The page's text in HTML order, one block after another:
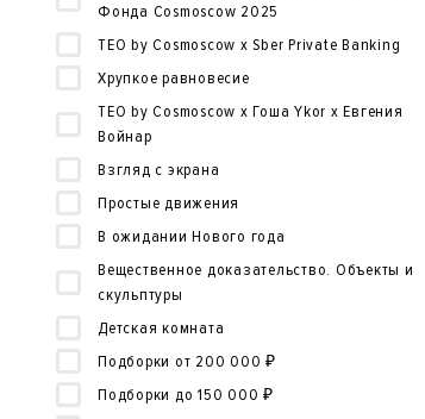
Фонда Cosmoscow 2025
TEO by Cosmoscow x Sber Private Banking
Хрупкое равновесие
TEO by Cosmoscow x Гоша Ykor x Евгения
Войнар
Взгляд с экрана
Простые движения
В ожидании Нового года
Вещественное доказательство. Oбъекты и
скульптуры
Детская комната
Подборки от 200 000 ₽
Подборки до 150 000 ₽